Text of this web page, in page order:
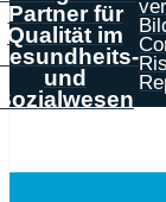
Partner für
Qualität im
und